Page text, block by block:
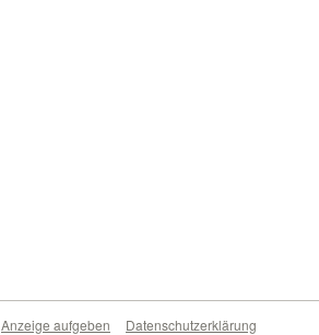
Anzeige aufgeben
Datenschutzerklärung